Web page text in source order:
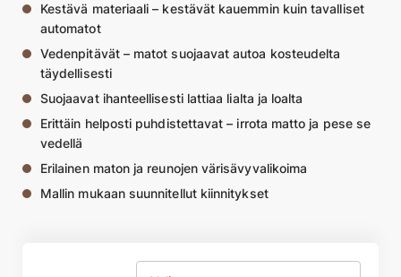
Kestävä materiaali – kestävät kauemmin kuin tavalliset
automatot
Vedenpitävät – matot suojaavat autoa kosteudelta
täydellisesti
Suojaavat ihanteellisesti lattiaa lialta ja loalta
Erittäin helposti puhdistettavat – irrota matto ja pese se
vedellä
Erilainen maton ja reunojen värisävyvalikoima
Mallin mukaan suunnitellut kiinnitykset